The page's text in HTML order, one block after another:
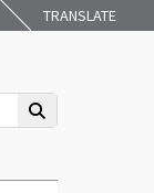
TRANSLATE